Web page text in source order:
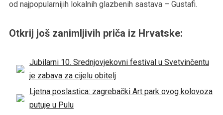
od najpopularnijih lokalnih glazbenih sastava – Gustafi.
Otkrij još zanimljivih priča iz Hrvatske:
Jubilarni 10. Srednjovjekovni festival u Svetvinčentu
je zabava za cijelu obitelj
Ljetna poslastica: zagrebački Art park ovog kolovoza
putuje u Pulu